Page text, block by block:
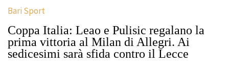
Bari Sport
Coppa Italia: Leao e Pulisic regalano la
prima vittoria al Milan di Allegri. Ai
sedicesimi sarà sfida contro il Lecce